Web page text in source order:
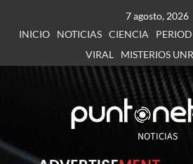
7 agosto, 2026
INICIO
NOTICIAS CIENCIA
VIRAL
MISTERIOS
NOTICIAS